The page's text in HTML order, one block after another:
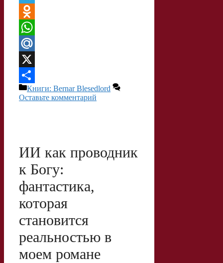
K
T
e
g
r
O
d
n
o
k
n
i
k
i
W
h
a
t
p
M
a
i
u
X
О
а
в
и
т
ь
Рубрики
Книги: Bernar Blesedlord
Оставьте комментарий
ИИ как проводник
к Богу:
фантастика,
которая
становится
реальностью в
моем романе